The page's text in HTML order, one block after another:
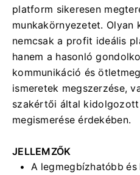
platform sikeresen
munkakörnyezetet. Olyan
nemcsak a profit ideális
hanem a hasonló
kommunikáció és
ismeretek megszerzése,
szakértői által
megismerése érdekében.
JELLEMZŐK
A legmegbízhatóbb